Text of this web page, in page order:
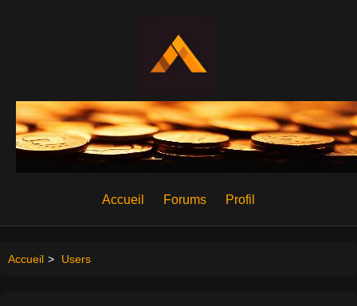
Accueil Forums Profil
Accueil > Users